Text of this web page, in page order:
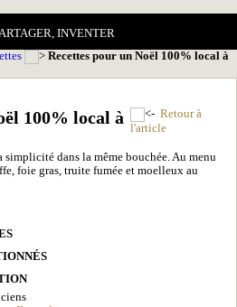
INVENTER
Recettes pour un Noël 100% local à
100% local à
Retour à
l'article
simplicité dans la même bouchée. Au menu
foie gras, truite fumée et moelleux au